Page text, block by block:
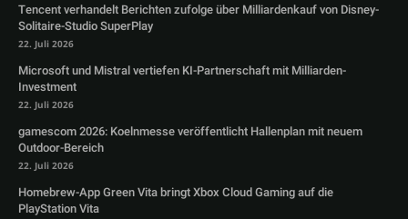
Tencent verhandelt Berichten zufolge über Milliardenkauf von Disney-
Solitaire-Studio SuperPlay
22. Juli 2026
Microsoft und Mistral vertiefen KI-Partnerschaft mit Milliarden-
Investment
22. Juli 2026
gamescom 2026: Koelnmesse veröffentlicht Hallenplan mit neuem
Outdoor-Bereich
22. Juli 2026
Homebrew-App Green Vita bringt Xbox Cloud Gaming auf die
PlayStation Vita